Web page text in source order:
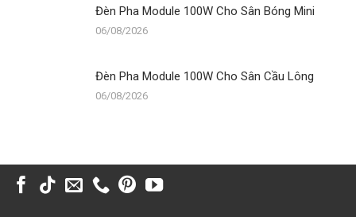
Đèn Pha Module 100W Cho Sân Bóng Mini
06/08/2026
Đèn Pha Module 100W Cho Sân Cầu Lông
06/08/2026